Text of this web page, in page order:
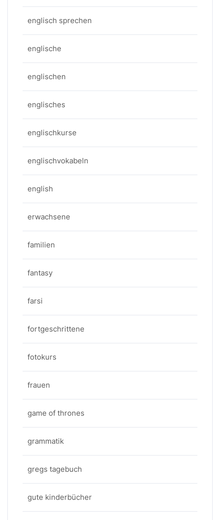
englisch sprechen
englische
englischen
englisches
englischkurse
englischvokabeln
english
erwachsene
familien
fantasy
farsi
fortgeschrittene
fotokurs
frauen
game of thrones
grammatik
gregs tagebuch
gute kinderbücher